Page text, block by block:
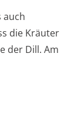
auch
die Kräuter
der Dill. Am